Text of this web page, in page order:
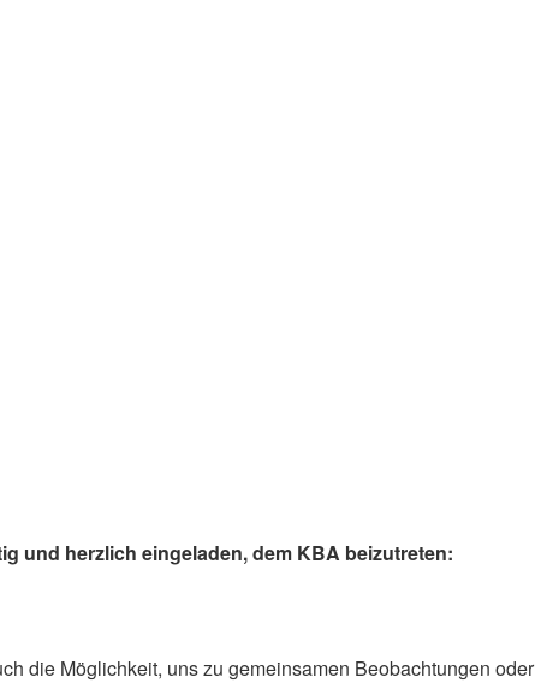
und herzlich eingeladen, dem KBA beizutreten:
die Möglichkeit, uns zu gemeinsamen Beobachtungen oder